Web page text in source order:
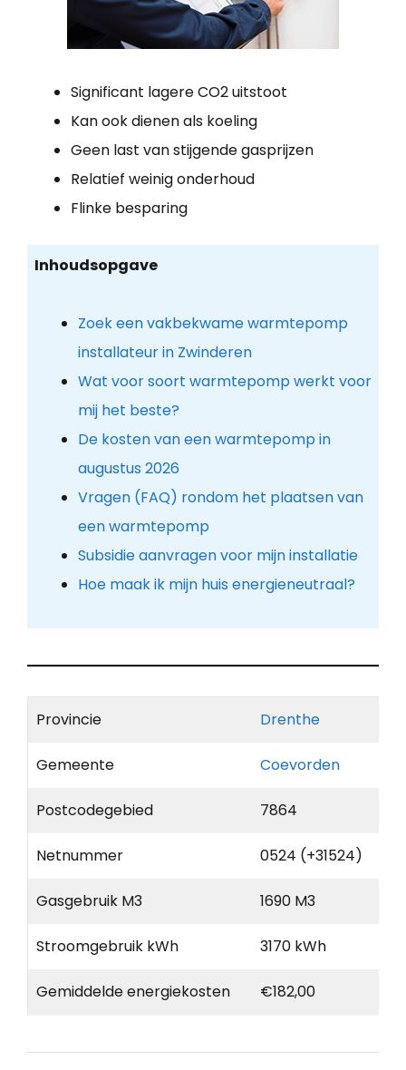
Significant lagere CO2 uitstoot
Kan ook dienen als koeling
Geen last van stijgende gasprijzen
Relatief weinig onderhoud
Flinke besparing
Inhoudsopgave
Zoek een vakbekwame warmtepomp
installateur in Zwinderen
Wat voor soort warmtepomp werkt voor
mij het beste?
De kosten van een warmtepomp in
augustus 2026
Vragen (FAQ) rondom het plaatsen van
een warmtepomp
Subsidie aanvragen voor mijn installatie
Hoe maak ik mijn huis energieneutraal?
Provincie Drenthe
Gemeente Coevorden
Postcodegebied 7864
Netnummer 0524 (+31524)
Gasgebruik M3 1690 M3
Stroomgebruik kWh 3170 kWh
Gemiddelde energiekosten €182,00